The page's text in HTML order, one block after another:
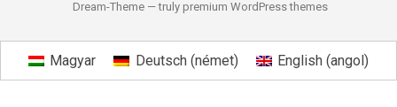
Dream-Theme — truly premium WordPress themes
Magyar Deutsch(német) English (angol)